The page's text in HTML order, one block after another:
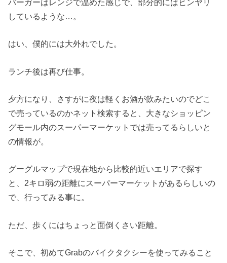
バーガーはレンジで温めた感じで、部分的にはヒンヤリ
しているような…。
はい、僕的には大外れでした。
ランチ後は再び仕事。
夕方になり、さすがに夜は軽くお酒が飲みたいのでどこ
で売っているのかネット検索すると、大きなショッピン
グモール内のスーパーマーケットでは売ってるらしいと
の情報が。
グーグルマップで現在地から比較的近いエリアで探す
と、2キロ弱の距離にスーパーマーケットがあるらしいの
で、行ってみる事に。
ただ、歩くにはちょっと面倒くさい距離。
そこで、初めてGrabのバイクタクシーを使ってみること